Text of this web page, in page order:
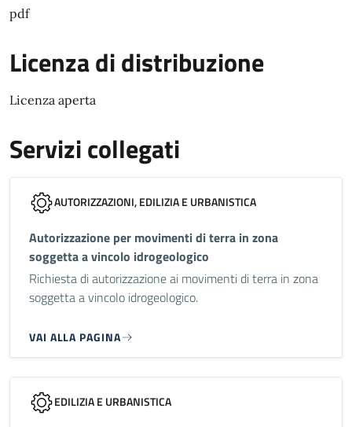
pdf
Licenza di distribuzione
Licenza aperta
Servizi collegati
AUTORIZZAZIONI, EDILIZIA E URBANISTICA
Autorizzazione per movimenti di terra in zona
soggetta a vincolo idrogeologico
Richiesta di autorizzazione ai movimenti di terra in zona
soggetta a vincolo idrogeologico.
VAI ALLA PAGINA
EDILIZIA E URBANISTICA